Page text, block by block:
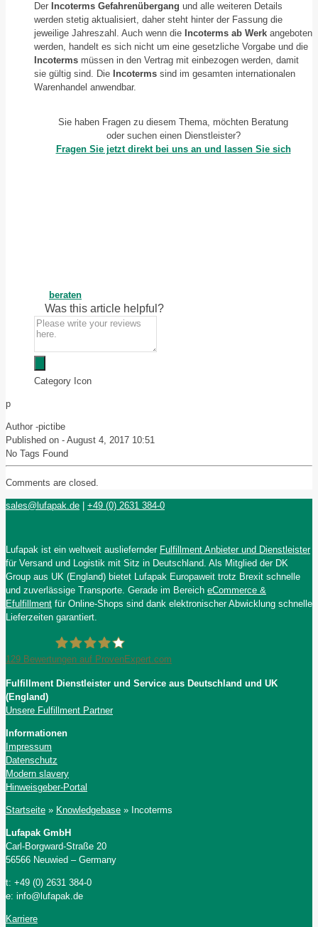
Der Incoterms Gefahrenübergang und alle weiteren Details
werden stetig aktualisiert, daher steht hinter der Fassung die
jeweilige Jahreszahl. Auch wenn die Incoterms ab Werk angeboten
werden, handelt es sich nicht um eine gesetzliche Vorgabe und die
Incoterms müssen in den Vertrag mit einbezogen werden, damit
sie gültig sind. Die Incoterms sind im gesamten internationalen
Warenhandel anwendbar.
Sie haben Fragen zu diesem Thema, möchten Beratung
oder suchen einen Dienstleister?
Fragen Sie jetzt direkt bei uns an und lassen Sie sich
beraten
Was this article helpful?
Category Icon
p
Author -pictibe
Published on - August 4, 2017 10:51
No Tags Found
Comments are closed.
sales@lufapak.de | +49 (0) 2631 384-0
Lufapak ist ein weltweit ausliefernder Fulfillment Anbieter und Dienstleister
für Versand und Logistik mit Sitz in Deutschland. Als Mitglied der DK
Group aus UK (England) bietet Lufapak Europaweit trotz Brexit schnelle
und zuverlässige Transporte. Gerade im Bereich eCommerce &
Efulfillment für Online-Shops sind dank elektronischer Abwicklung schnelle
Lieferzeiten garantiert.
Lufapak GmbH
129 Bewertungen auf ProvenExpert.com
Fulfillment Dienstleister und Service aus Deutschland und UK
(England)
Unsere Fulfillment Partner
Informationen
Impressum
Datenschutz
Modern slavery
Hinweisgeber-Portal
Startseite » Knowledgebase » Incoterms
Lufapak GmbH
Carl-Borgward-Straße 20
56566 Neuwied – Germany
t: +49 (0) 2631 384-0
e: info@lufapak.de
Karriere